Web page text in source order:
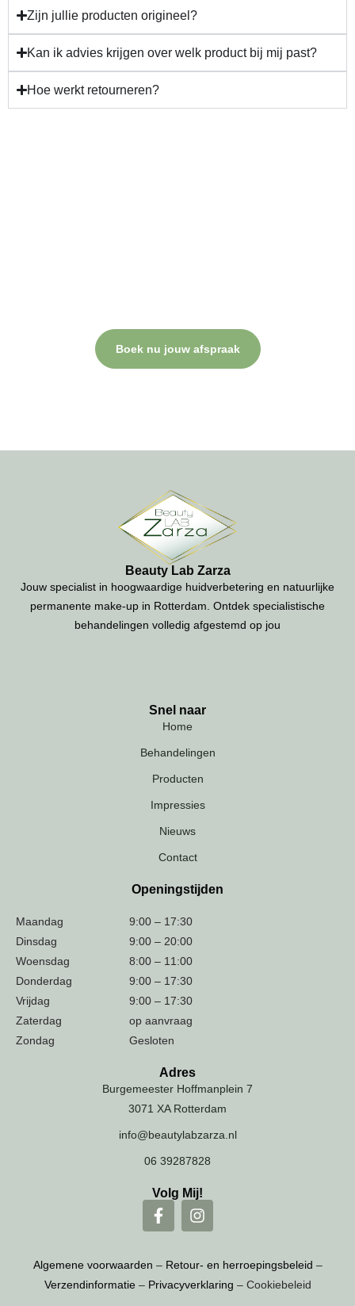
Zijn jullie producten origineel?
Kan ik advies krijgen over welk product bij mij past?
Hoe werkt retourneren?
Boek nu jouw afspraak
Beauty Lab Zarza
Jouw specialist in hoogwaardige huidverbetering en natuurlijke
permanente make-up in Rotterdam. Ontdek specialistische
behandelingen volledig afgestemd op jou
Snel naar
Home
Behandelingen
Producten
Impressies
Nieuws
Contact
Openingstijden
Maandag
9:00 – 17:30
Dinsdag
9:00 – 20:00
Woensdag
8:00 – 11:00
Donderdag
9:00 – 17:30
Vrijdag
9:00 – 17:30
Zaterdag
op aanvraag
Zondag
Gesloten
Adres
Burgemeester Hoffmanplein 7
3071 XA Rotterdam
info@beautylabzarza.nl
06 39287828
Volg Mij!
Algemene voorwaarden – Retour- en herroepingsbeleid –
Verzendinformatie– Privacyverklaring – Cookiebeleid